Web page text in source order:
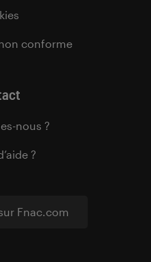
Fnac.com
conforme
nous ?
?